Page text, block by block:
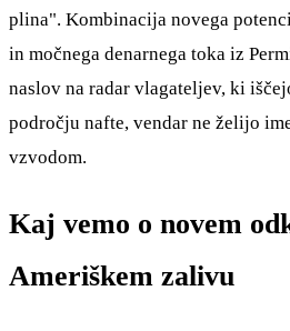
plina". Kombinacija novega
in močnega denarnega toka iz
naslov na radar vlagateljev, ki
področju nafte, vendar ne želijo
vzvodom.
Kaj vemo o novem
Ameriškem zalivu